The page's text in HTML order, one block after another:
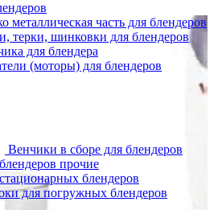
металлическая часть для блендеров
терки, шинковки для блендеров
для блендера
(моторы) для блендеров
Венчики в сборе для блендеров
прочие
блендеров
для погружных блендеров